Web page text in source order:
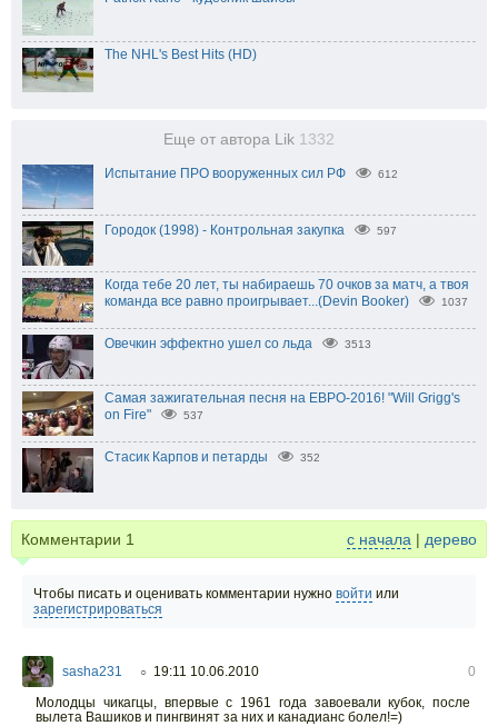
The NHL's Best Hits (HD)
Еще от автора Lik 1332
Испытание ПРО вооруженных сил РФ 612
Городок (1998) - Контрольная закупка 597
Когда тебе 20 лет, ты набираешь 70 очков за матч, а твоя
команда все равно проигрывает...(Devin Booker)
1037
Овечкин эффектно ушел со льда 3513
Самая зажигательная песня на ЕВРО-2016! "Will Grigg's
on Fire"
537
Стасик Карпов и петарды 352
Комментарии 1 с начала | дерево
Чтобы писать и оценивать комментарии нужно войти или
зарегистрироваться
sasha231 ○ 19:11 10.06.2010
0
Молодцы чикагцы, впервые с 1961 года завоевали кубок, после
вылета Вашиков и пингвинят за них и канадианс болел!=)